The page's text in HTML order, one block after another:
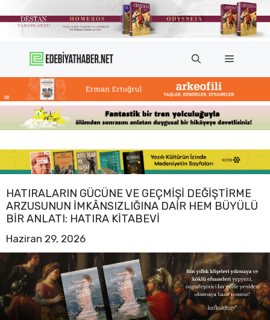
atla
Menü
HATIRALARIN GÜCÜNE VE GEÇMIŞI DEĞIŞTIRME
ARZUSUNUN IMKÂNSIZLIĞINA DAIR HEM BÜYÜLÜ
BIR ANLATI: HATIRA KITABEVI
Haziran 29, 2026